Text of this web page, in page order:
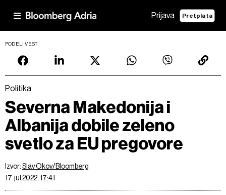
Prijava Pretplata
PODELI VEST
Politika
Severna Makedonija i
Albanija dobile zeleno
svetlo za EU pregovore
Izvor:Slav Okov/Bloomberg
17. jul 2022, 17:41